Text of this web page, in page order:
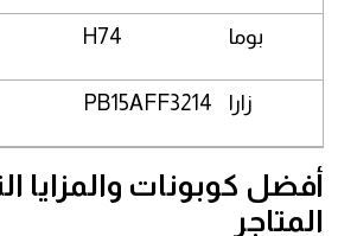
بوما H74
زارا PB15AFF3214
أفضل كوبونات والمزايا
المتاجر